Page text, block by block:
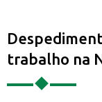
trabalho na